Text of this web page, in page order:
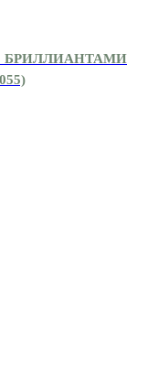
БРИЛЛИАНТАМИ